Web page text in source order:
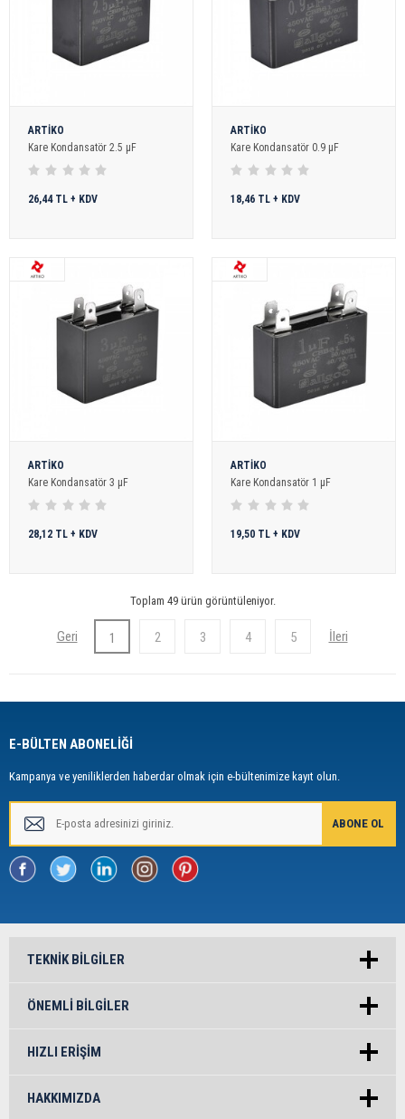
ARTİKO
Kare Kondansatör 2.5 µF
26,44 TL + KDV
ARTİKO
Kare Kondansatör 0.9 µF
18,46 TL + KDV
ARTİKO
Kare Kondansatör 3 µF
28,12 TL + KDV
ARTİKO
Kare Kondansatör 1 µF
19,50 TL + KDV
Toplam 49 ürün görüntüleniyor.
1 2 3 4 5
E-BÜLTEN ABONELİĞİ
Kampanya ve yeniliklerden haberdar olmak için e-bültenimize kayıt olun.
TEKNIK BILGILER
ÖNEMLI BILGILER
HIZLI ERIŞIM
HAKKIMIZDA